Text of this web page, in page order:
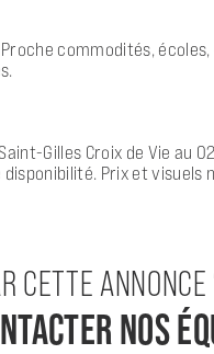
commodités,
Gilles Croix de Vie au
Prix et
NOS
CETTE